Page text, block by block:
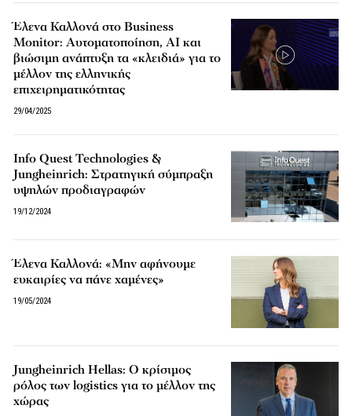
Έλενα Καλλονά στο Business
Monitor: Αυτοματοποίηση, AI και
βιώσιμη ανάπτυξη τα «κλειδιά» για το
μέλλον της ελληνικής
επιχειρηματικότητας
29/04/2025
Info Quest Technologies &
Jungheinrich: Στρατηγική σύμπραξη
υψηλών προδιαγραφών
19/12/2024
Έλενα Καλλονά: «Μην αφήνουμε
ευκαιρίες να πάνε χαμένες»
19/05/2024
Jungheinrich Hellas: Ο κρίσιμος
ρόλος των logistics για το μέλλον της
χώρας